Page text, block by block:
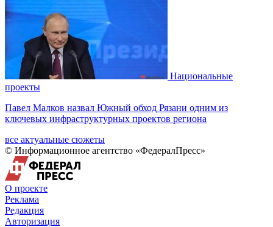
Национальные
проекты
Павел Малков назвал Южный обход Рязани одним из
ключевых инфраструктурных проектов региона
все актуальные сюжеты
© Информационное агентство «ФедералПресс»
О проекте
Реклама
Редакция
Авторизация